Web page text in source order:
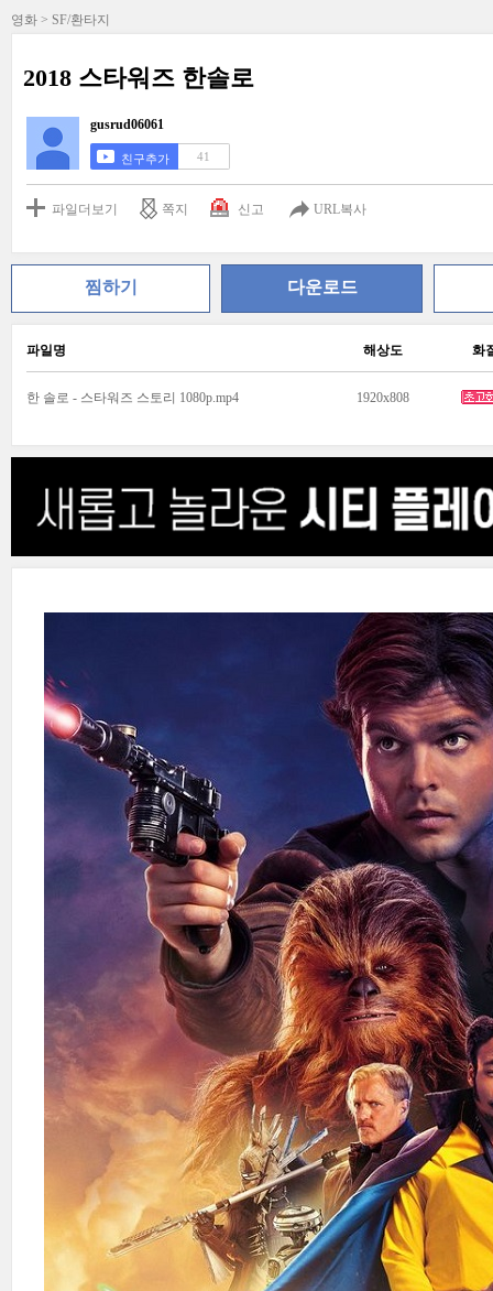
영화 > SF/환타지
2018 스타워즈 한솔로
gusrud06061
친구추가 41
파일더보기 쪽지 신고 URL복사
찜하기 다운로드
파일명 해상도 화
한 솔로 - 스타워즈 스토리 1080p.mp4 1920x808